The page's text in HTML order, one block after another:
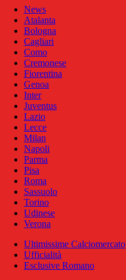
News
Atalanta
Bologna
Cagliari
Como
Cremonese
Fiorentina
Genoa
Inter
Juventus
Lazio
Lecce
Milan
Napoli
Parma
Pisa
Roma
Sassuolo
Torino
Udinese
Verona
Ultimissime Calciomercato
Ufficialità
Esclusive Romano